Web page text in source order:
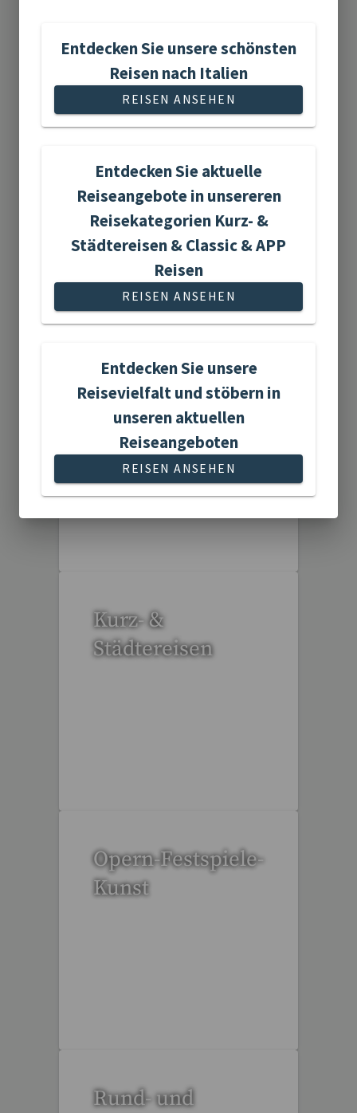
6 Reisen gefunden
Gartenreisen
3 Reisen gefunden
Kurz- &
Städtereisen
Opern-Festspiele-
Kunst
Rund- und
Entdecken Sie unsere schönsten
Reisen nach Italien
REISEN ANSEHEN
Entdecken Sie aktuelle
Reiseangebote in unsereren
Reisekategorien Kurz- &
Städtereisen & Classic & APP
Reisen
REISEN ANSEHEN
Entdecken Sie unsere
Reisevielfalt und stöbern in
unseren aktuellen
Reiseangeboten
REISEN ANSEHEN